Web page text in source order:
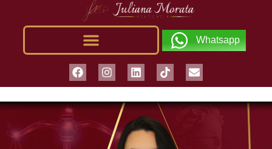
Whatsapp